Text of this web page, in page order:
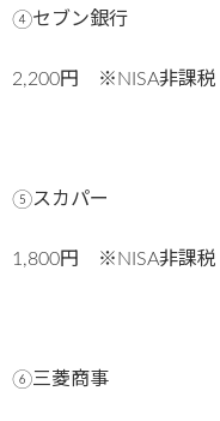
④セブン銀行
2,200円 ※NISA非課税
⑤スカパー
1,800円 ※NISA非課税
⑥三菱商事